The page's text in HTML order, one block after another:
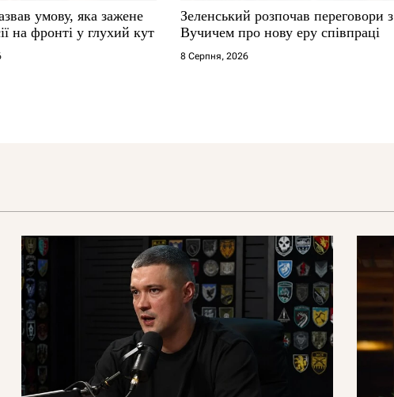
умову, яка зажене
на фронті у глухий кут
Зеленський розпочав переговори з
Вучичем про нову еру співпраці
8 Серпня, 2026